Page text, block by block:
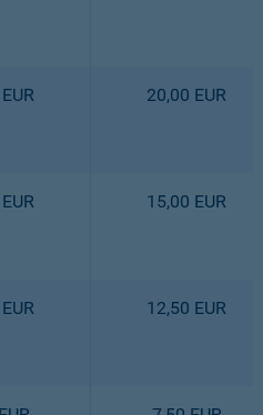
20,00 EUR
15,00 EUR
12,50 EUR